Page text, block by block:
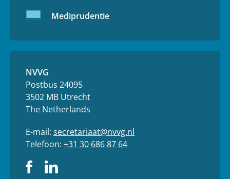
Mediprudentie
NVVG
Postbus 24095
3502 MB Utrecht
The Netherlands
E-mail: secretariaat@nvvg.nl
Telefoon: +31 30 686 87 64